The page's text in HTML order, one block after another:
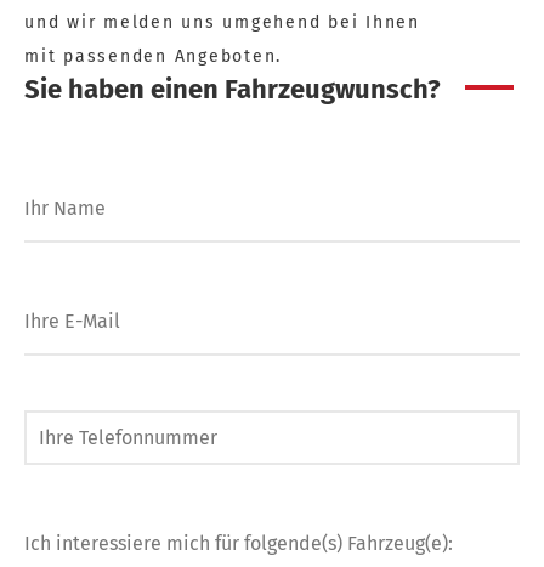
und wir melden uns umgehend bei Ihnen
mit passenden Angeboten.
Sie haben einen Fahrzeugwunsch?